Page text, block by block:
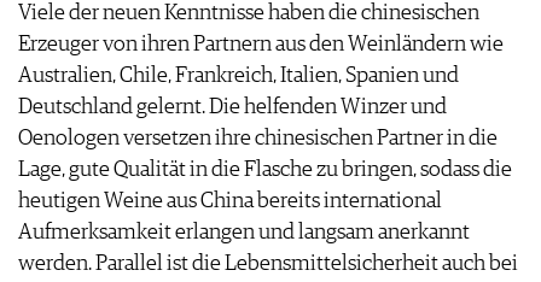
Viele der neuen Kenntnisse haben die chinesischen
Erzeuger von ihren Partnern aus den Weinländern wie
Australien, Chile, Frankreich, Italien, Spanien und
Deutschland gelernt. Die helfenden Winzer und
Oenologen versetzen ihre chinesischen Partner in die
Lage, gute Qualität in die Flasche zu bringen, sodass die
heutigen Weine aus China bereits international
Aufmerksamkeit erlangen und langsam anerkannt
werden. Parallel ist die Lebensmittelsicherheit auch bei